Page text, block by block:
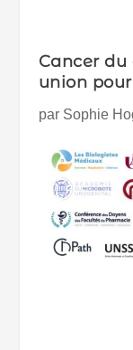
Cancer du
union
par Sophie